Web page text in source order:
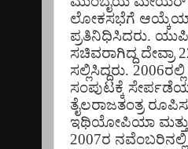
ಲೋಕಸಭೆಗೆ
ಪ್ರತಿನಿಧಿಸಿದರು.
ಸಚಿವರಾಗಿದ್ದ ದೇವ್ರಾ
ಸಲ್ಲಿಸಿದ್ದರು.
ಸಂಪುಟಕ್ಕೆ
ತೈಲರಾಜತಂತ್ರ
ಇಥಿಯೋಪಿಯಾ ಮತ್ತು
2007ರ